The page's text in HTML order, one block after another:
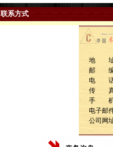
联系方式
地 址
邮 编
电 话
传 真
手 机
电子邮
公司网